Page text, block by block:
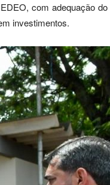
com adequação
investimentos.